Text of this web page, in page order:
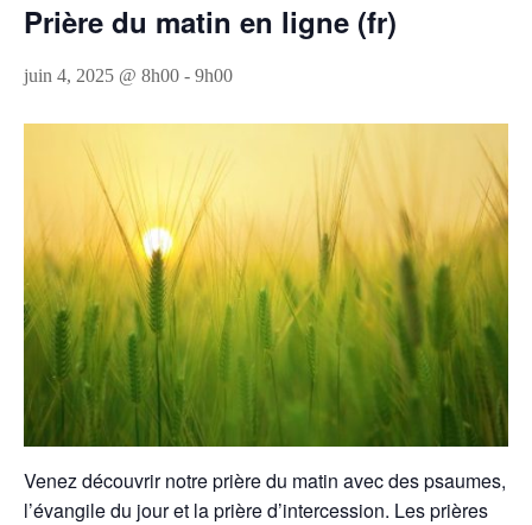
Prière du matin en ligne (fr)
juin 4, 2025 @ 8h00 - 9h00
Venez découvrir notre prière du matin avec des psaumes,
l’évangile du jour et la prière d’intercession. Les prières